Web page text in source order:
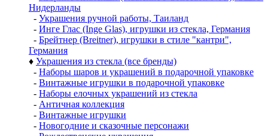
Нидерланды
- Украшения ручной работы, Таиланд
- Инге Глас (Inge Glas), игрушки из стекла, Германия
- Брейтнер (Breitner), игрушки в стиле "кантри",
Германия
♦ Украшения из стекла (все бренды)
- Наборы шаров и украшений в подарочной упаковке
- Винтажные игрушки в подарочной упаковке
- Наборы елочных украшений из стекла
- Античная коллекция
- Винтажные игрушки
- Новогодние и сказочные персонажи